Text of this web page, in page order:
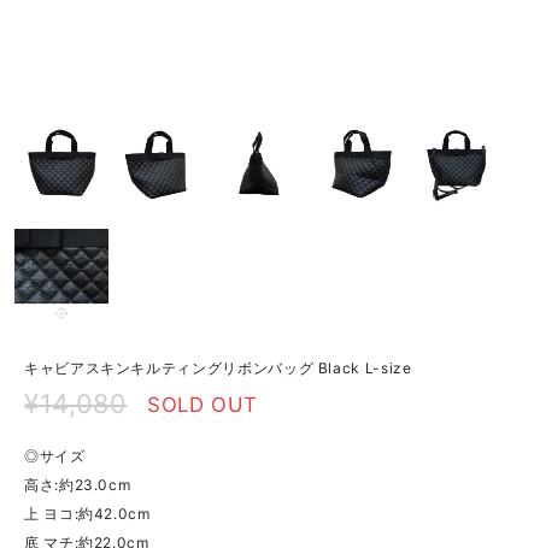
キャビアスキンキルティングリボンバッグ Black L-size
¥14,080 SOLD OUT
◎サイズ
高さ:約23.0cm
上 ヨコ:約42.0cm
底 マチ:約22.0cm